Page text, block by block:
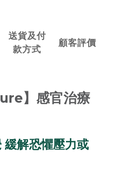
送貨及付
款方式
顧客評價
】感官治療
緩解恐懼壓力或